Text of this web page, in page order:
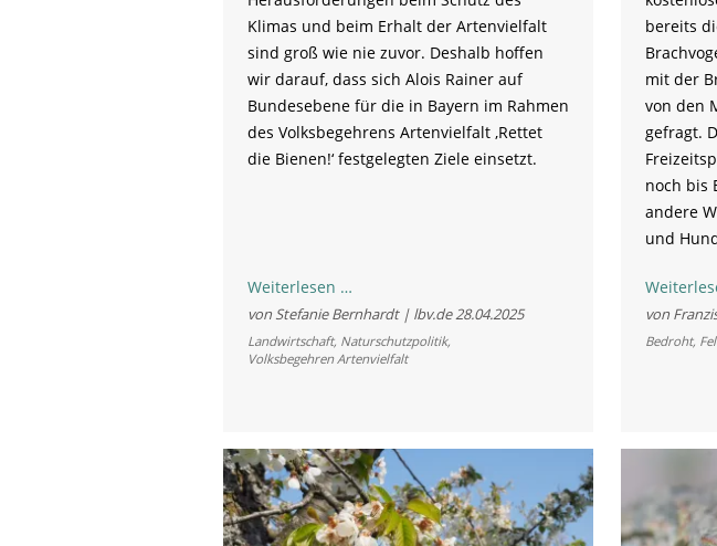
Klimas und beim Erhalt der Artenvielfalt
sind groß wie nie zuvor. Deshalb hoffen
wir darauf, dass sich Alois Rainer auf
Bundesebene für die in Bayern im Rahmen
des Volksbegehrens Artenvielfalt ‚Rettet
die Bienen!‘ festgelegten Ziele einsetzt.
Weiterlesen …Ziele
des
Volksbegehrens
aus
nach
Berlin
nehmen
von Stefanie Bernhardt | lbv.de28.04.2025
Landwirtschaft, Naturschutzpolitik,
Volksbegehren Artenvielfalt
bereits
mit der
von den
gefragt.
noch bis
andere
und
von
Bedroht,